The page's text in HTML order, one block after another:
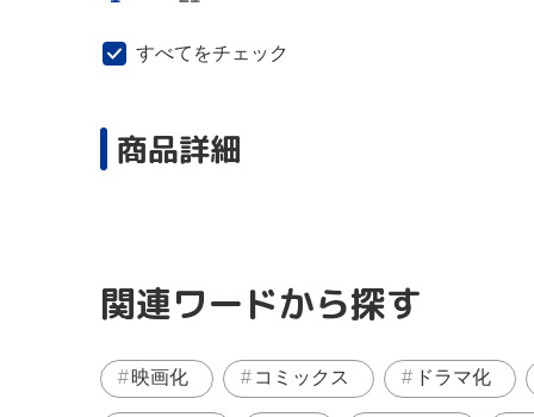
すべてをチェック
商品詳細
関連ワードから探す
映画化 コミックス ドラマ化